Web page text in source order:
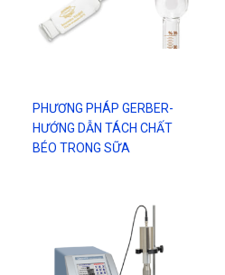
PHƯƠNG PHÁP GERBER-
HƯỚNG DẪN TÁCH CHẤT
BÉO TRONG SỮA